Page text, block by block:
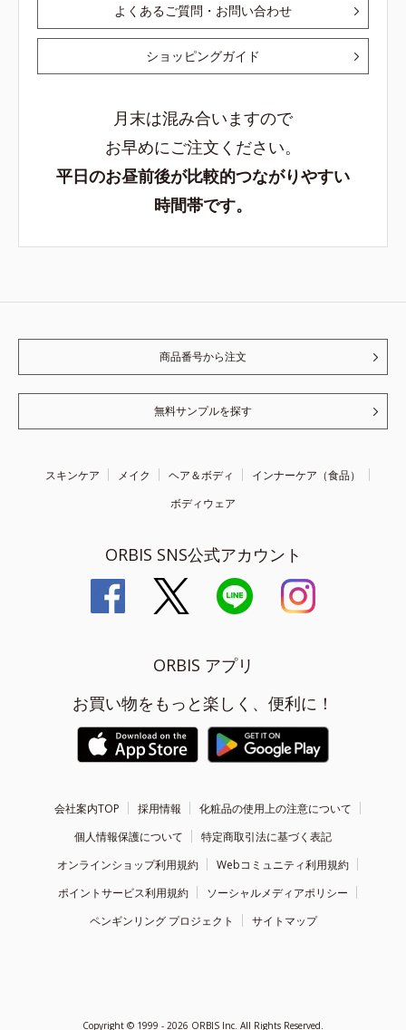
よくあるご質問・お問い合わせ
ショッピングガイド
月末は混み合いますので
お早めにご注文ください。
平日のお昼前後が比較的つながりやすい
時間帯です。
商品番号から注文
無料サンプルを探す
スキンケア メイク ヘア＆ボディ
インナーケア（食品）
ボディウェア
ORBIS SNS公式アカウント
ORBIS アプリ
お買い物をもっと楽しく、便利に！
会社案内TOP 採用情報
化粧品の使用上の注意について
個人情報保護について
特定商取引法に基づく表記
オンラインショップ利用規約
Webコミュニティ利用規約
ポイントサービス利用規約
ソーシャルメディアポリシー
ペンギンリング プロジェクト
サイトマップ
Copyright © 1999 - 2026 ORBIS Inc. All Rights Reserved.